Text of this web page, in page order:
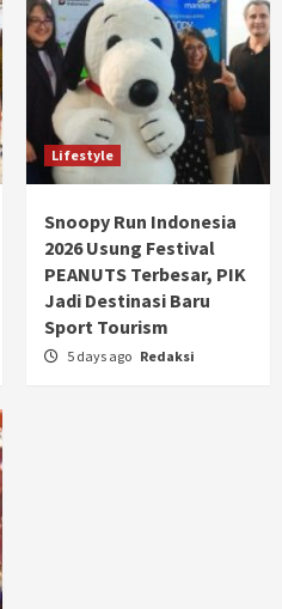
Lifestyle
Snoopy Run Indonesia
2026 Usung Festival
PEANUTS Terbesar, PIK
Jadi Destinasi Baru
Sport Tourism
5 days ago Redaksi